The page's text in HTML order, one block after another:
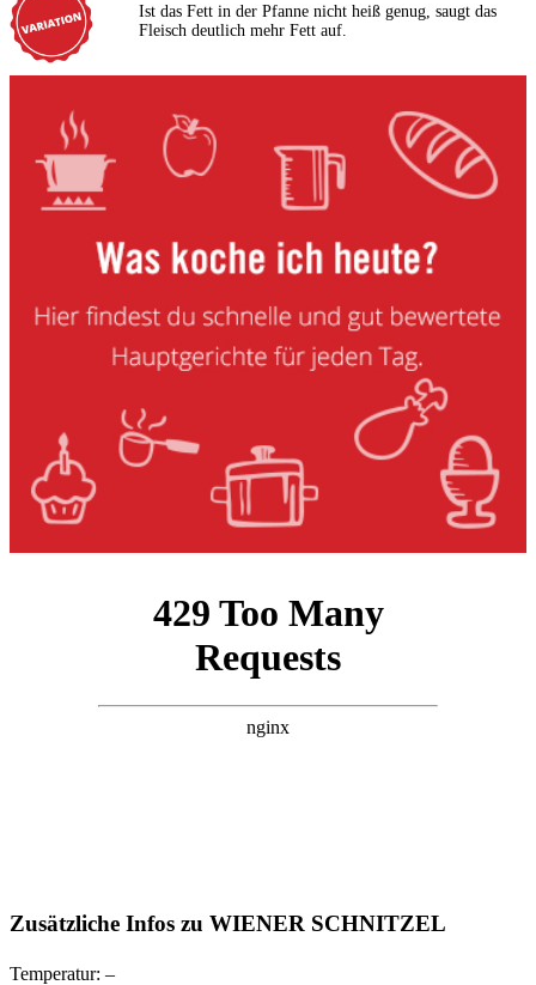
Ist das Fett in der Pfanne nicht heiß genug, saugt das
Fleisch deutlich mehr Fett auf.
Zusätzliche Infos zu WIENER SCHNITZEL
Temperatur: –